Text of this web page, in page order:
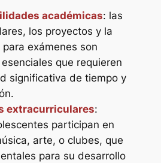
académicas: las
los proyectos y la
exámenes son
que requieren
significativa de tiempo y
extracurriculares:
participan en
arte, o clubes, que
para su desarrollo